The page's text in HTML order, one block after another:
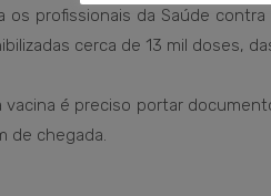
os profissionais da Saúde
cerca de 13 mil doses,
vacina é preciso portar
de chegada.